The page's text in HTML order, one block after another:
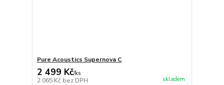
Pure Acoustics Supernova C
2 499 Kč/ks
2 065 Kč bez DPH skladem